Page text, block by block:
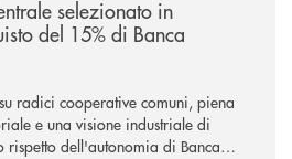
selezionato in
del 15% di Banca
radici cooperative comuni, piena
e una visione industriale di
dell'autonomia di Banca